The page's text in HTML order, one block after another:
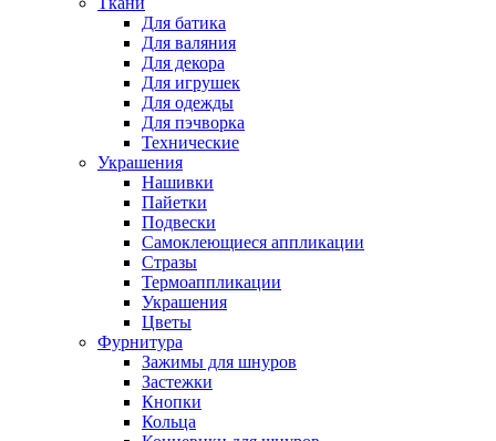
Для батика
Для валяния
Для декора
Для игрушек
Для одежды
Для пэчворка
Технические
Украшения
Нашивки
Пайетки
Подвески
Самоклеющиеся аппликации
Стразы
Термоаппликации
Украшения
Цветы
Фурнитура
Зажимы для шнуров
Застежки
Кнопки
Кольца